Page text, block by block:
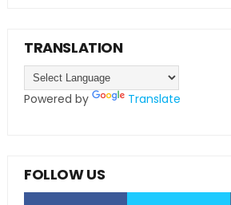
TRANSLATION
Powered by Translate
FOLLOW US